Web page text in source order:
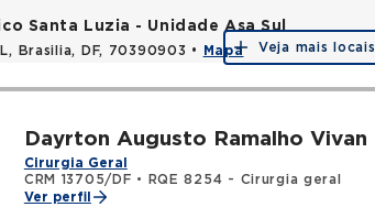
Santa Luzia - Unidade Asa Sul
Brasilia, DF, 70390903 • Mapa Veja mais locais
Dayrton Augusto Ramalho Vivan
Cirurgia Geral
CRM 13705/DF •
RQE 8254 - Cirurgia geral
Ver perfil